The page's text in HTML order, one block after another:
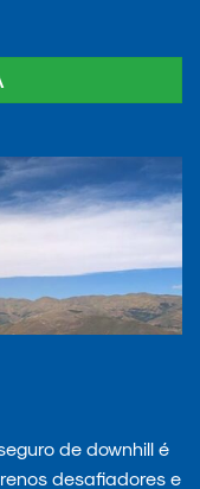
de downhill é
desafiadores e